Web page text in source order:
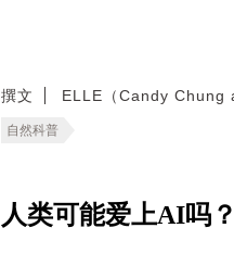
撰文 ELLE（Candy Chung
自然科普
人类可能爱上AI吗